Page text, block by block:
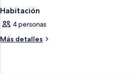
Habitación
4 personas
Más detalles
Más